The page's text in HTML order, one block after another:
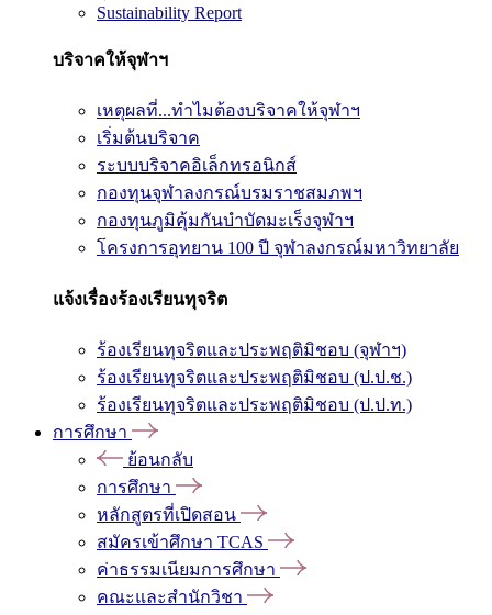
Sustainability Report
บริจาคให้จุฬาฯ
เหตุผลที่...ทำไมต้องบริจาคให้จุฬาฯ
เริ่มต้นบริจาค
ระบบบริจาคอิเล็กทรอนิกส์
กองทุนจุฬาลงกรณ์บรมราชสมภพฯ
กองทุนภูมิคุ้มกันบำบัดมะเร็งจุฬาฯ
โครงการอุทยาน 100 ปี จุฬาลงกรณ์มหาวิทยาลัย
แจ้งเรื่องร้องเรียนทุจริต
ร้องเรียนทุจริตและประพฤติมิชอบ (จุฬาฯ)
ร้องเรียนทุจริตและประพฤติมิชอบ (ป.ป.ช.)
ร้องเรียนทุจริตและประพฤติมิชอบ (ป.ป.ท.)
การศึกษา
ย้อนกลับ
การศึกษา
หลักสูตรที่เปิดสอน
สมัครเข้าศึกษา TCAS
ค่าธรรมเนียมการศึกษา
คณะและสำนักวิชา